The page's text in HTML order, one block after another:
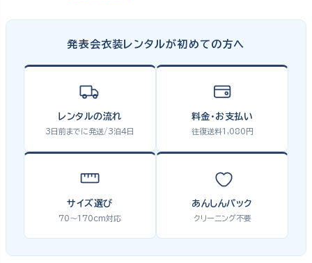
発表会衣装レンタルが初めての方へ
レンタルの流れ
3日前までに発送/3泊4日
料金・お支払い
往復送料1,080円
サイズ選び
70〜170cm対応
あんしんパック
クリーニング不要